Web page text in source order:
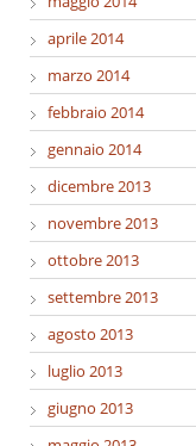
aprile 2014
marzo 2014
febbraio 2014
gennaio 2014
dicembre 2013
novembre 2013
ottobre 2013
settembre 2013
agosto 2013
luglio 2013
giugno 2013